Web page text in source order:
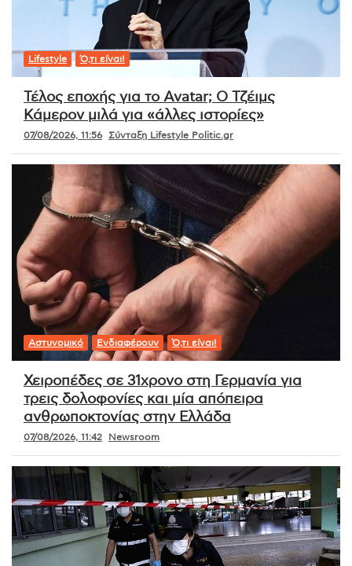
Lifestyle Ό,τι είναι!
Τέλος εποχής για το Avatar; Ο Τζέιμς
Κάμερον μιλά για «άλλες ιστορίες»
07/08/2026, 11:56 Σύνταξη Lifestyle Politic.gr
Αστυνομικό Ενδιαφέρουν Ό,τι είναι!
Χειροπέδες σε 31χρονο στη Γερμανία για
τρεις δολοφονίες και μία απόπειρα
ανθρωποκτονίας στην Ελλάδα
07/08/2026, 11:42 Newsroom